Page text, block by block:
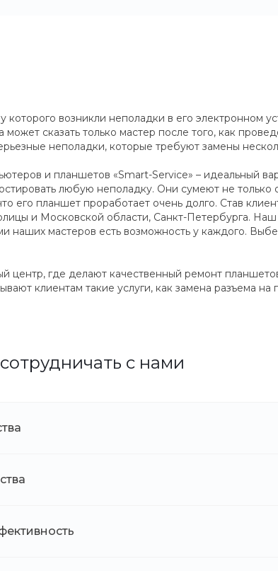
которого возникли неполадки в его электронном
может сказать только мастер после того, как
неполадки, которые требуют замены
и планшетов «Smart-Service» – идеальный
любую неполадку. Они сумеют не только
его планшет проработает очень долго. Став
и Московской области, Санкт-Петербурга.
наших мастеров есть возможность у каждого.
центр, где делают качественный ремонт
клиентам такие услуги, как замена разъема
с нами